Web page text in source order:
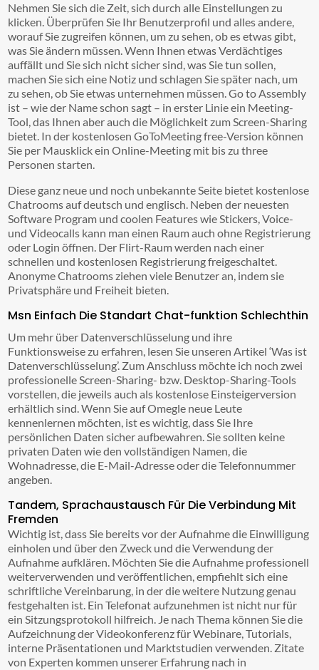
Nehmen Sie sich die Zeit, sich durch alle Einstellungen zu
klicken. Überprüfen Sie Ihr Benutzerprofil und alles andere,
worauf Sie zugreifen können, um zu sehen, ob es etwas gibt,
was Sie ändern müssen. Wenn Ihnen etwas Verdächtiges
auffällt und Sie sich nicht sicher sind, was Sie tun sollen,
machen Sie sich eine Notiz und schlagen Sie später nach, um
zu sehen, ob Sie etwas unternehmen müssen. Go to Assembly
ist – wie der Name schon sagt – in erster Linie ein Meeting-
Tool, das Ihnen aber auch die Möglichkeit zum Screen-Sharing
bietet. In der kostenlosen GoToMeeting free-Version können
Sie per Mausklick ein Online-Meeting mit bis zu three
Personen starten.
Diese ganz neue und noch unbekannte Seite bietet kostenlose
Chatrooms auf deutsch und englisch. Neben der neuesten
Software Program und coolen Features wie Stickers, Voice-
und Videocalls kann man einen Raum auch ohne Registrierung
oder Login öffnen. Der Flirt-Raum werden nach einer
schnellen und kostenlosen Registrierung freigeschaltet.
Anonyme Chatrooms ziehen viele Benutzer an, indem sie
Privatsphäre und Freiheit bieten.
Msn Einfach Die Standart Chat-funktion Schlechthin
Um mehr über Datenverschlüsselung und ihre
Funktionsweise zu erfahren, lesen Sie unseren Artikel ‘Was ist
Datenverschlüsselung’. Zum Anschluss möchte ich noch zwei
professionelle Screen-Sharing- bzw. Desktop-Sharing-Tools
vorstellen, die jeweils auch als kostenlose Einsteigerversion
erhältlich sind. Wenn Sie auf Omegle neue Leute
kennenlernen möchten, ist es wichtig, dass Sie Ihre
persönlichen Daten sicher aufbewahren. Sie sollten keine
privaten Daten wie den vollständigen Namen, die
Wohnadresse, die E-Mail-Adresse oder die Telefonnummer
angeben.
Tandem, Sprachaustausch Für Die Verbindung Mit
Fremden
Wichtig ist, dass Sie bereits vor der Aufnahme die Einwilligung
einholen und über den Zweck und die Verwendung der
Aufnahme aufklären. Möchten Sie die Aufnahme professionell
weiterverwenden und veröffentlichen, empfiehlt sich eine
schriftliche Vereinbarung, in der die weitere Nutzung genau
festgehalten ist. Ein Telefonat aufzunehmen ist nicht nur für
ein Sitzungsprotokoll hilfreich. Je nach Thema können Sie die
Aufzeichnung der Videokonferenz für Webinare, Tutorials,
interne Präsentationen und Marktstudien verwenden. Zitate
von Experten kommen unserer Erfahrung nach in